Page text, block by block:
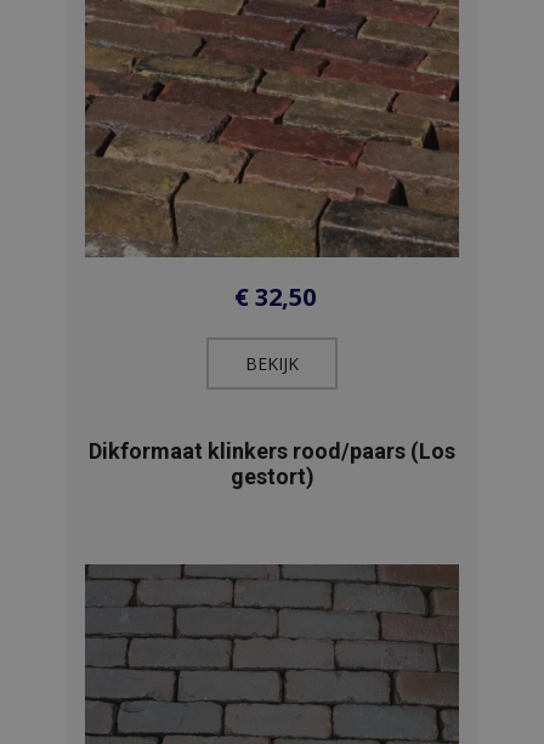
€32,50
BEKIJK​
Dikformaat klinkers rood/paars (Los
gestort)